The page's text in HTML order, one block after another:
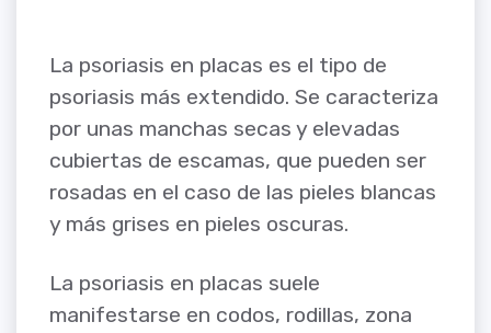
La psoriasis en placas es el tipo de
psoriasis más extendido. Se caracteriza
por unas manchas secas y elevadas
cubiertas de escamas, que pueden ser
rosadas en el caso de las pieles blancas
y más grises en pieles oscuras.
La psoriasis en placas suele
manifestarse en codos, rodillas, zona